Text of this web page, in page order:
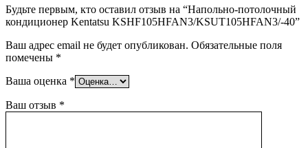
Будьте первым, кто оставил отзыв на “Напольно-потолочный
кондиционер Kentatsu KSHF105HFAN3/KSUT105HFAN3/-40”
Ваш адрес email не будет опубликован. Обязательные поля
помечены *
Ваша оценка *
Ваш отзыв *